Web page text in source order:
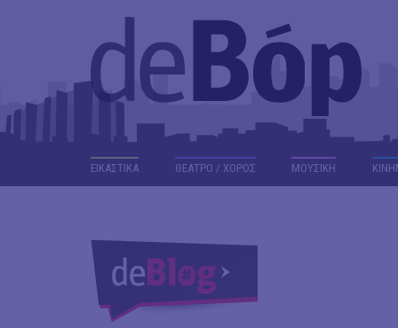
ΕΙΚΑΣΤΙΚΑ ΘΕΑΤΡΟ / ΧΟΡΟΣ ΜΟΥΣΙΚΗ